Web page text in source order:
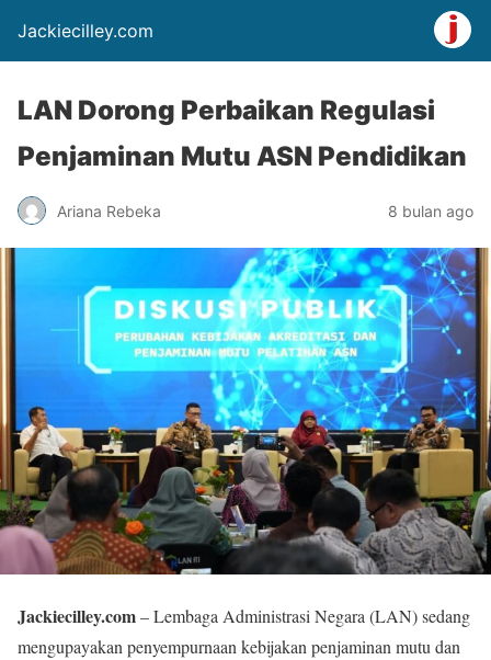
Jackiecilley.com
LAN Dorong Perbaikan Regulasi
Penjaminan Mutu ASN Pendidikan
Ariana Rebeka 8 bulan ago
Jackiecilley.com– Lembaga Administrasi Negara (LAN) sedang
mengupayakan penyempurnaan kebijakan penjaminan mutu dan